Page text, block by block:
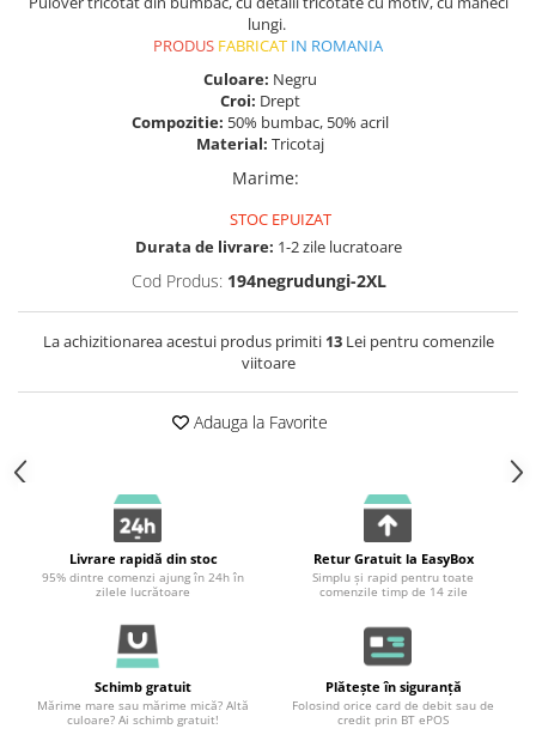
lungi.
PRODUS FABRICAT IN ROMANIA
Culoare: Negru
Croi: Drept
Compozitie: 50% bumbac, 50% acril
Material: Tricotaj
Marime:
STOC EPUIZAT
Durata de livrare: 1-2 zile lucratoare
Cod Produs: 194negrudungi-2XL
La achizitionarea acestui produs primiti 13Lei pentru comenzile
viitoare
Adauga la Favorite
Livrare rapidă din stoc
95% dintre comenzi ajung în 24h în
zilele lucrătoare
Retur Gratuit la EasyBox
Simplu și rapid pentru toate
comenzile timp de 14 zile
Schimb gratuit
Mărime mare sau mărime mică? Altă
culoare? Ai schimb gratuit!
Plătește în siguranță
Folosind orice card de debit sau de
credit prin BT ePOS